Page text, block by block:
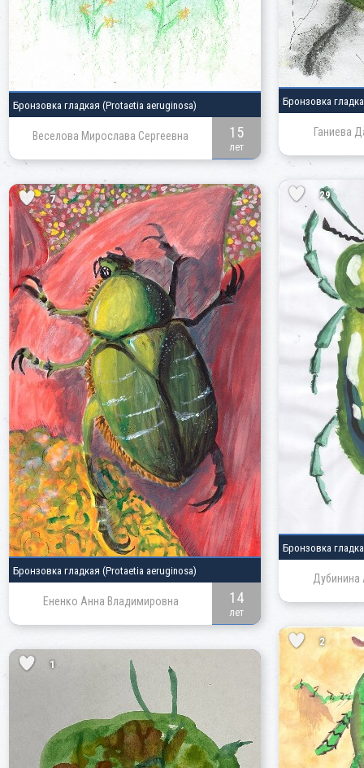
Бронзовка гладкая (Protaetia aeruginosa)
Веселова Мирослава Сергеевна 15
лет
Бронзовка
Ганиева
29
Бронзовка
Дубинина
7
Бронзовка гладкая (Protaetia aeruginosa)
Ененко Анна Владимировна 14
лет
2
1